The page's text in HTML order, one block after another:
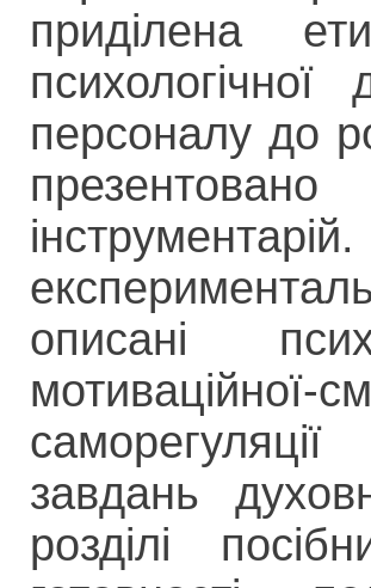
приділена
психологічної
персоналу до
описані
завдань
розділі